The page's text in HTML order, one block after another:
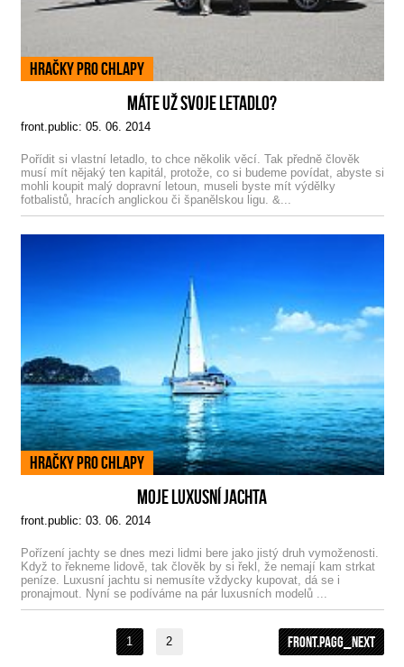
Hračky pro chlapy
MÁTE UŽ SVOJE LETADLO?
front.public: 05. 06. 2014
Pořídit si vlastní letadlo, to chce několik věcí. Tak předně člověk
musí mít nějaký ten kapitál, protože, co si budeme povídat, abyste si
mohli koupit malý dopravní letoun, museli byste mít výdělky
fotbalistů, hracích anglickou či španělskou ligu. &...
Hračky pro chlapy
MOJE LUXUSNÍ JACHTA
front.public: 03. 06. 2014
Pořízení jachty se dnes mezi lidmi bere jako jistý druh vymoženosti.
Když to řekneme lidově, tak člověk by si řekl, že nemají kam strkat
peníze. Luxusní jachtu si nemusíte vždycky kupovat, dá se i
pronajmout. Nyní se podíváme na pár luxusních modelů ...
1 2 front.pagg_next